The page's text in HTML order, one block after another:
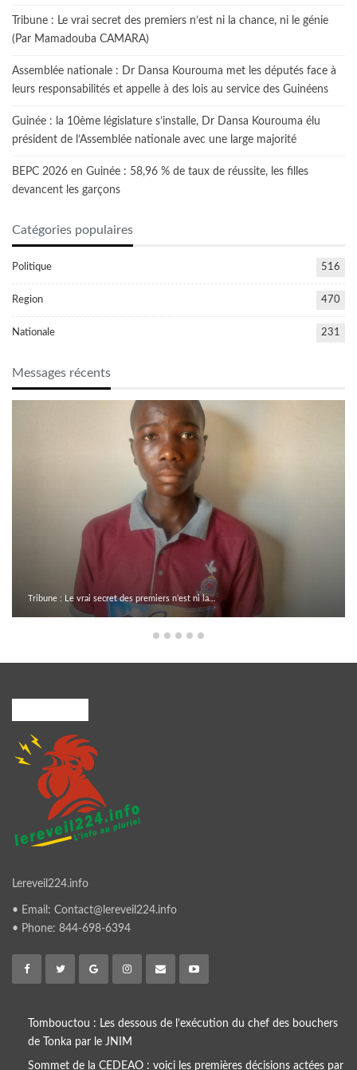
Tribune : Le vrai secret des premiers n’est ni la chance, ni le génie
(Par Mamadouba CAMARA)
Assemblée nationale : Dr Dansa Kourouma met les députés face à
leurs responsabilités et appelle à des lois au service des Guinéens
Guinée : la 10ème législature s’installe, Dr Dansa Kourouma élu
président de l’Assemblée nationale avec une large majorité
BEPC 2026 en Guinée : 58,96 % de taux de réussite, les filles
devancent les garçons
Catégories populaires
Politique 516
Region 470
Nationale 231
Messages récents
Tribune : Le vrai secret des premiers n’est ni la…
Lereveil224.info
• Email: Contact@lereveil224.info
• Phone: 844-698-6394
Tombouctou : Les dessous de l’exécution du chef des bouchers
de Tonka par le JNIM
Sommet de la CEDEAO : voici les premières décisions actées par